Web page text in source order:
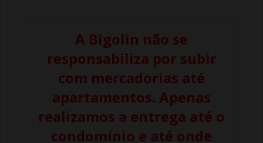
A Bigolin não se
responsabiliza por subir
com mercadorias até
apartamentos. Apenas
realizamos a entrega até o
condomínio e até onde